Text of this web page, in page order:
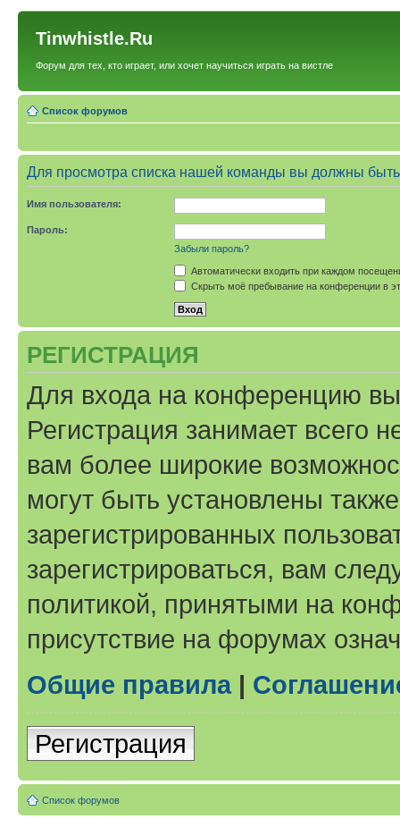
Tinwhistle.Ru
Форум для тех, кто играет, или хочет научиться играть на вистле
Список форумов
Для просмотра списка нашей команды вы должны
Имя пользователя:
Пароль:
Забыли пароль?
Автоматически входить при каждом
Скрыть моё пребывание на конференции в
РЕГИСТРАЦИЯ
Для входа на конференцию
Регистрация занимает всего
вам более широкие
могут быть установлены
зарегистрированных
зарегистрироваться, вам
политикой, принятыми на
присутствие на форумах
Общие правила|
Регистрация
Список форумов